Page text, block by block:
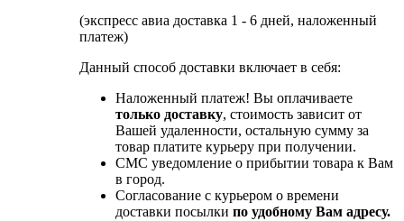
(экспресс авиа доставка 1 - 6 дней, наложенный
платеж)
Данный способ доставки включает в себя:
Наложенный платеж! Вы оплачиваете
только доставку, стоимость зависит от
Вашей удаленности, остальную сумму за
товар платите курьеру при получении.
СМС уведомление о прибытии товара к Вам
в город.
Согласование с курьером о времени
доставки посылки по удобному Вам адресу.